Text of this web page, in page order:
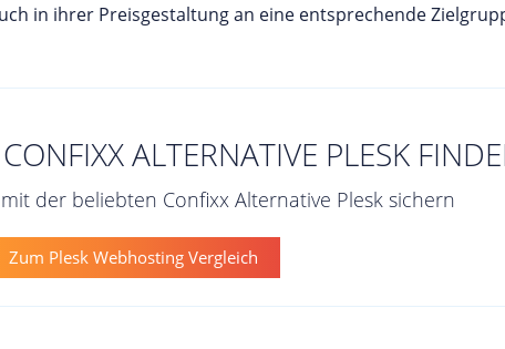
in ihrer Preisgestaltung an eine entsprechende
ALTERNATIVE PLESK
der beliebten Confixx Alternative Plesk sichern
Zum Plesk Webhosting Vergleich